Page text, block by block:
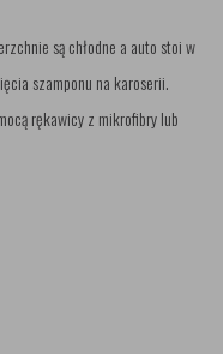
są chłodne a auto stoi w
szamponu na karoserii.
rękawicy z mikrofibry lub